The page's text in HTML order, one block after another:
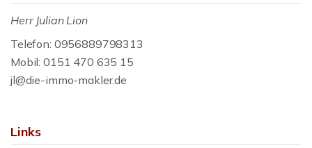
Herr Julian Lion
Telefon: 0956889798313
Mobil: 0151 470 635 15
jl@die-immo-makler.de
Links